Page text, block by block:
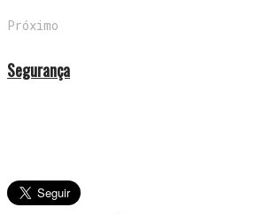
Próximo
Segurança